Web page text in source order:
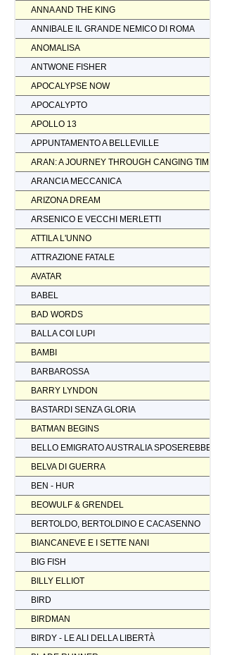
ANNA AND THE KING
ANNIBALE IL GRANDE NEMICO DI ROMA
ANOMALISA
ANTWONE FISHER
APOCALYPSE NOW
APOCALYPTO
APOLLO 13
APPUNTAMENTO A BELLEVILLE
ARAN: A JOURNEY THROUGH CANGING TIMES
ARANCIA MECCANICA
ARIZONA DREAM
ARSENICO E VECCHI MERLETTI
ATTILA L'UNNO
ATTRAZIONE FATALE
AVATAR
BABEL
BAD WORDS
BALLA COI LUPI
BAMBI
BARBAROSSA
BARRY LYNDON
BASTARDI SENZA GLORIA
BATMAN BEGINS
BELLO EMIGRATO AUSTRALIA SPOSEREBBE
BELVA DI GUERRA
BEN - HUR
BEOWULF & GRENDEL
BERTOLDO, BERTOLDINO E CACASENNO
BIANCANEVE E I SETTE NANI
BIG FISH
BILLY ELLIOT
BIRD
BIRDMAN
BIRDY - LE ALI DELLA LIBERTÀ